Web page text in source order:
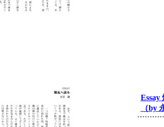
Essay
（by